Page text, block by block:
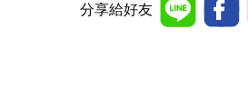
分享給好友